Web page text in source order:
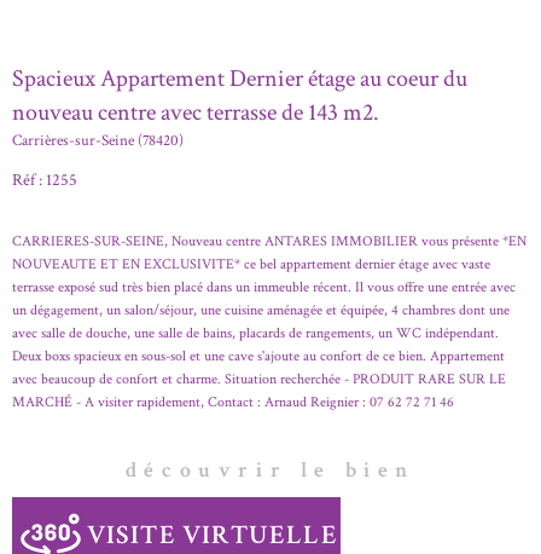
Spacieux Appartement Dernier étage au coeur du
nouveau centre avec terrasse de 143 m2.
Carrières-sur-Seine (78420)
Réf : 1255
CARRIERES-SUR-SEINE, Nouveau centre ANTARES IMMOBILIER vous présente *EN
NOUVEAUTE ET EN EXCLUSIVITE* ce bel appartement dernier étage avec vaste
terrasse exposé sud très bien placé dans un immeuble récent. Il vous offre une entrée avec
un dégagement, un salon/séjour, une cuisine aménagée et équipée, 4 chambres dont une
avec salle de douche, une salle de bains, placards de rangements, un WC indépendant.
Deux boxs spacieux en sous-sol et une cave s'ajoute au confort de ce bien. Appartement
avec beaucoup de confort et charme. Situation recherchée - PRODUIT RARE SUR LE
découvrir le bien
VISITE VIRTUELLE